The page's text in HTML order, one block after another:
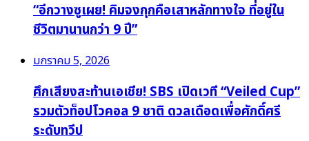
“อีกวางซูเผย! คิมจงกุกคือเสาหลักทางใจ ที่อยู่ใน
ชีวิตมานานกว่า 9 ปี”
มกราคม 5, 2026
ศึกเสียงสะท้านเอเชีย! SBS เปิดเวที “Veiled Cup”
รวมตัวท็อปโวคอล 9 ชาติ ดวลเดือดเพื่อศักดิ์ศรี
ระดับทวีป